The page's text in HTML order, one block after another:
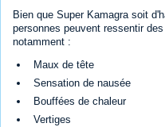
Bien que Super Kamagra soit
personnes peuvent ressentir
notamment :
Maux de tête
Sensation de nausée
Bouffées de chaleur
Vertiges